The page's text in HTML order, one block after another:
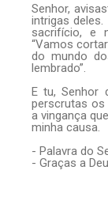
Senhor,
intrigas
sacrifício, e
“Vamos
do mundo
lembrado”.
E tu, Senhor
perscrutas os
a vingança
minha causa.
- Palavra do
- Graças a